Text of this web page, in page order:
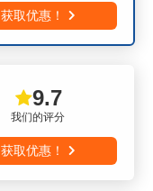
获取优惠！
我们的评分
9.7
获取优惠！